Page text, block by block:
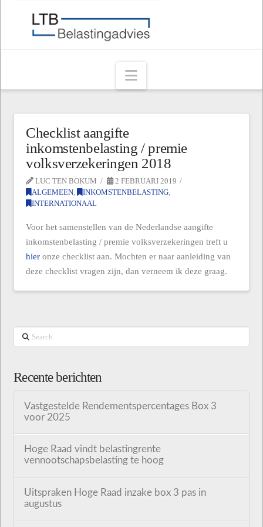
Navigation
Checklist aangifte
inkomstenbelasting / premie
volksverzekeringen 2018
LUC TEN BOKUM
2 FEBRUARI 2019
ALGEMEEN
INKOMSTENBELASTING
INTERNATIONAAL
Voor het samenstellen van de Nederlandse aangifte
inkomstenbelasting / premie volksverzekeringen treft u
hier onze checklist aan. Mochten er naar aanleiding van
deze checklist vragen zijn, dan verneem ik deze graag.
Search
Recente berichten
Vastgestelde Rendementspercentages Box 3
voor 2025
Hoge Raad vindt belastingrente
vennootschapsbelasting te hoog
Uitspraken Hoge Raad inzake box 3 pas in
augustus